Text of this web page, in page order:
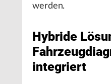
werden.
Hybride
integriert